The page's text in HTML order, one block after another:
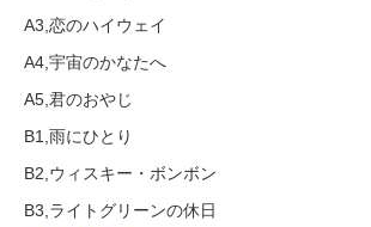
A3,恋のハイウェイ
A4,宇宙のかなたへ
A5,君のおやじ
B1,雨にひとり
B2,ウィスキー・ボンボン
B3,ライトグリーンの休日